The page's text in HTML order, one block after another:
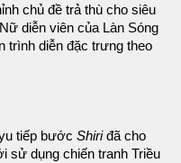
chủ đề trả thù cho siêu
diễn viên của Làn Sóng
trình diễn đặc trưng theo
tiếp bước Shiriđã cho
sử dụng chiến tranh Triều